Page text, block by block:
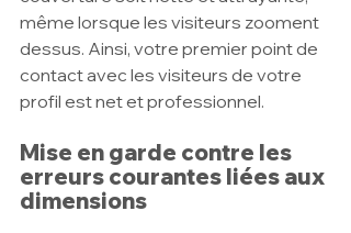
même lorsque les visiteurs zooment
dessus. Ainsi, votre premier point de
contact avec les visiteurs de votre
profil est net et professionnel.
Mise en garde contre les
erreurs courantes liées aux
dimensions